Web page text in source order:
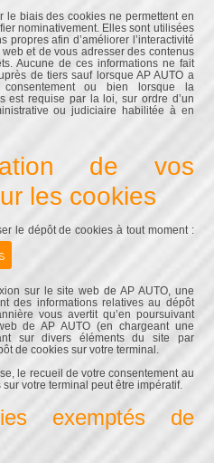
le biais des cookies ne permettent en
nominativement. Elles sont utilisées
propres afin d’améliorer l’interactivité
et de vous adresser des contenus
Aucune de ces informations ne fait
de tiers sauf lorsque AP AUTO a
ou bien lorsque la
est requise par la loi, sur ordre d’un
ou judiciaire habilitée à en
de vos
les cookies
le dépôt de cookies à tout moment :
sur le site web de AP AUTO, une
des informations relatives au dépôt
vous avertit qu’en poursuivant
de AP AUTO (en chargeant une
sur divers éléments du site par
de cookies sur votre terminal.
le recueil de votre consentement au
votre terminal peut être impératif.
exemptés de